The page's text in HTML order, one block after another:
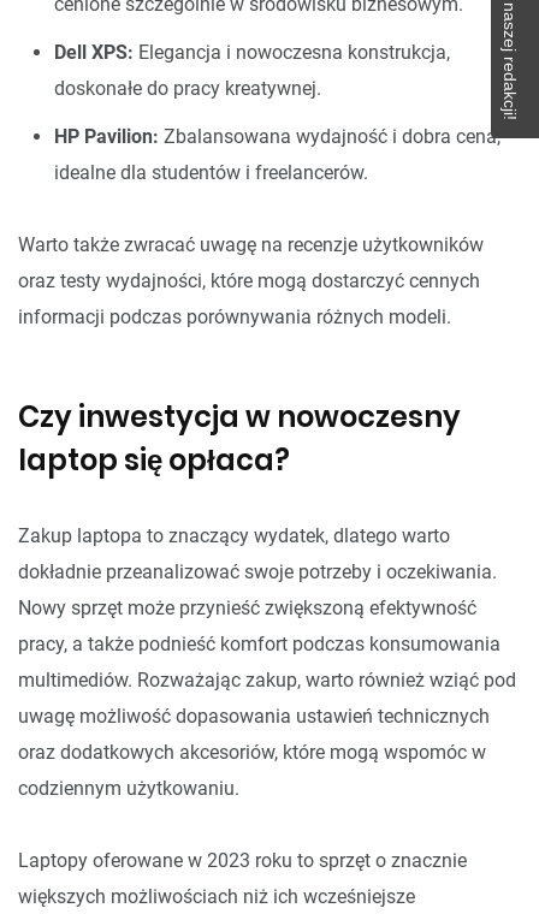
cenione szczególnie w środowisku biznesowym.
Dell XPS: Elegancja i nowoczesna konstrukcja,
doskonałe do pracy kreatywnej.
HP Pavilion: Zbalansowana wydajność i dobra cena,
idealne dla studentów i freelancerów.
Warto także zwracać uwagę na recenzje użytkowników
oraz testy wydajności, które mogą dostarczyć cennych
informacji podczas porównywania różnych modeli.
Czy inwestycja w nowoczesny
laptop się opłaca?
Zakup laptopa to znaczący wydatek, dlatego warto
dokładnie przeanalizować swoje potrzeby i oczekiwania.
Nowy sprzęt może przynieść zwiększoną efektywność
pracy, a także podnieść komfort podczas konsumowania
multimediów. Rozważając zakup, warto również wziąć pod
uwagę możliwość dopasowania ustawień technicznych
oraz dodatkowych akcesoriów, które mogą wspomóc w
codziennym użytkowaniu.
Laptopy oferowane w 2023 roku to sprzęt o znacznie
większych możliwościach niż ich wcześniejsze